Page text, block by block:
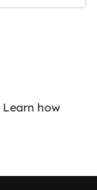
Learn how